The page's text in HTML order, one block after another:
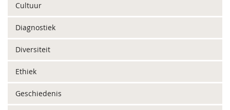
Cultuur
Diagnostiek
Diversiteit
Ethiek
Geschiedenis